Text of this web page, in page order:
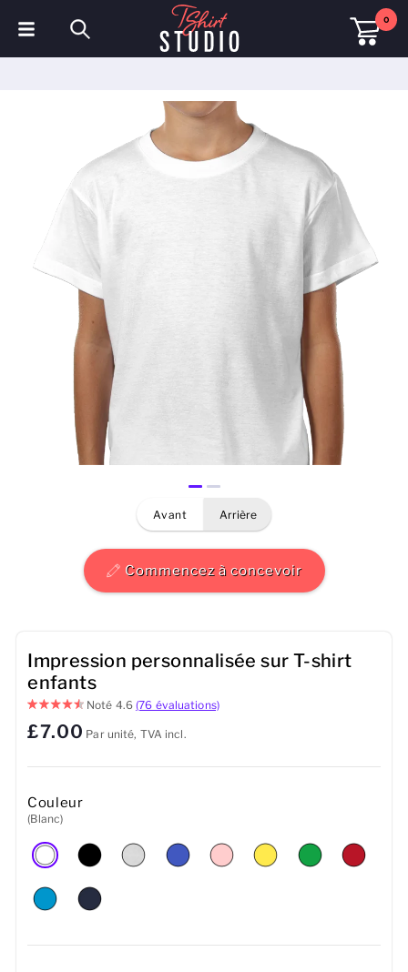
0
Sweats
Vêtements de sport
Vêtements de travail
Polaires & Vestes
Haute visibilité
Hommes
Tasses
Sacs
avant arrière
Commencez à concevoir
Impression personnalisée sur T-shirt
enfants
Noté 4.6(76 évaluations)
£7.00 Par unité, TVA incl.
Couleur
(Blanc)